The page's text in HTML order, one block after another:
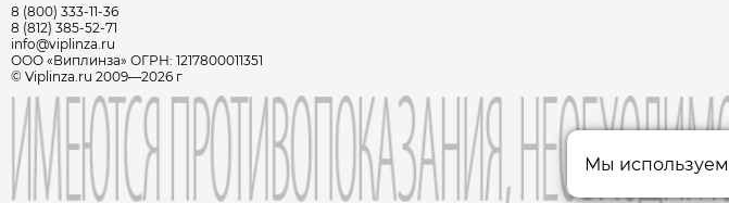
8 (800) 333-11-36
8 (812) 385-52-71
info@viplinza.ru
ООО «Виплинза» ОГРН: 1217800011351
© Viplinza.ru 2009—2026 г
Мы используем